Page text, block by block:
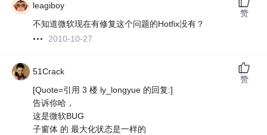
leagiboy
不知道微软现在有修复这个问题的Hotfix没有？
2010-10-27
赞
51Crack
[Quote=引用 3 楼 ly_longyue 的回复:]
告诉你哈，
这是微软BUG
子窗体 的 最大化状态是一样的
赞